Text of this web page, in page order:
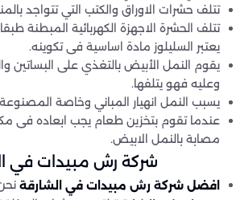
تتلف حشرات الاوراق والكتب التي تتواجد
تتلف الحشرة الاجهزة الكهربائية المبطنة
يعتبر السليلوز مادة اساسية فى تكوينه.
يقوم النمل الأبيض بالتغذي على البساتين
وعليه فهو يتلفها.
يسبب النمل انهيار المباني وخاصة
عندما تقوم بتخزين طعام يجب ابعاده فى
مصابة بالنمل الابيض.
شركة رش مبيدات في
افضل شركة رش مبيدات في الشارقة